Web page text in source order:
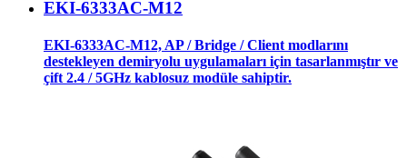
EKI-6333AC-M12
EKI-6333AC-M12, AP / Bridge / Client modlarını
destekleyen demiryolu uygulamaları için tasarlanmıştır ve
çift 2.4 / 5GHz kablosuz modüle sahiptir.